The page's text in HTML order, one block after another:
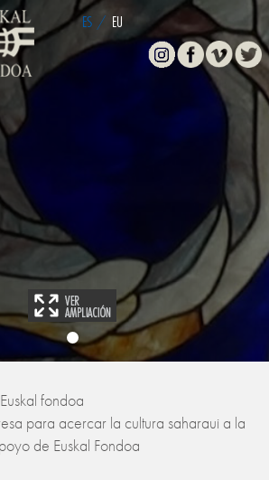
ES / EU
InstagramFacebook
Vimeo
fondoa
para acercar la cultura saharaui a la
de Euskal Fondoa